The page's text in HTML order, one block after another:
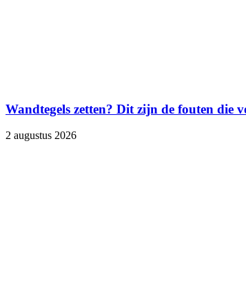
Wandtegels zetten? Dit zijn de fouten die
2 augustus 2026